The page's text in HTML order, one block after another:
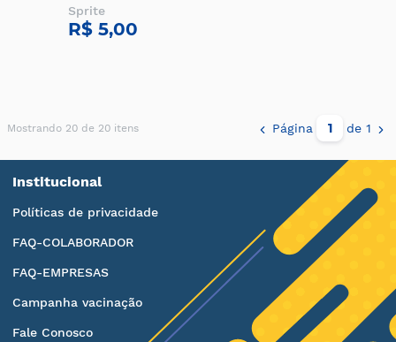
Sprite
R$ 5,00
Mostrando 20 de 20 itens Página de 1
Institucional
Políticas de privacidade
FAQ-COLABORADOR
FAQ-EMPRESAS
Campanha vacinação
Fale Conosco